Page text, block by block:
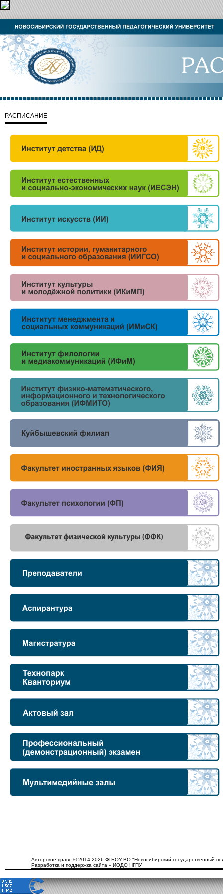
РАСПИСАНИЕ
Авторское право © 2014-2026 ФГБОУ ВО "Новосибирский государственный
Разработка и поддержка сайта – ИОДО НГПУ